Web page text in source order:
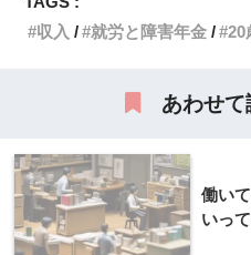
収入
就労と障害年金 20
あわせて
働い
いっ